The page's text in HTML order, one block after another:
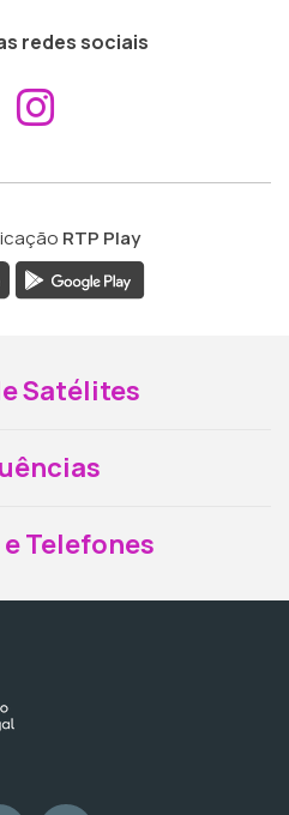
redes sociais
Aceder ao
RTP Play
Satélites
Telefones